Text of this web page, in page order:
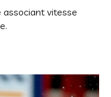
associant vitesse